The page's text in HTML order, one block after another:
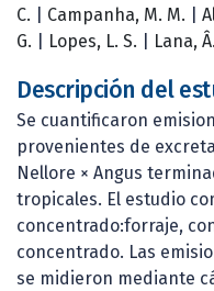
C.
Campanha, M. M.
G.
Lopes, L. S. Lana,
Descripción del
Se cuantificaron
provenientes de
Nellore × Angus
tropicales. El estudio
concentrado:forraje,
concentrado. Las
se midieron mediante